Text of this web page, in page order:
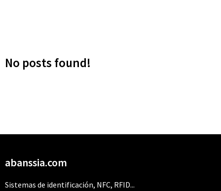
No posts found!
abanssia.com
Sistemas de identificación, NFC, RFID...